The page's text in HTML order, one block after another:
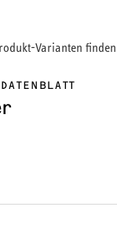
Varianten